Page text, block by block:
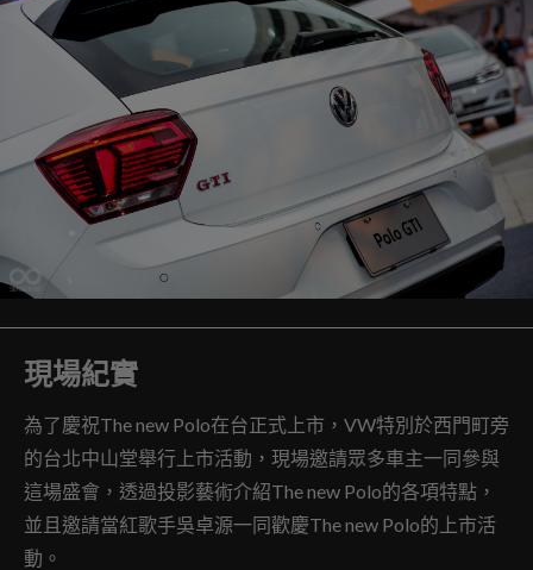
現場紀實
為了慶祝The new Polo在台正式上市，VW特別於西門町旁
的台北中山堂舉行上市活動，現場邀請眾多車主一同參與
這場盛會，透過投影藝術介紹The new Polo的各項特點，
並且邀請當紅歌手吳卓源一同歡慶The new Polo的上市活
動。